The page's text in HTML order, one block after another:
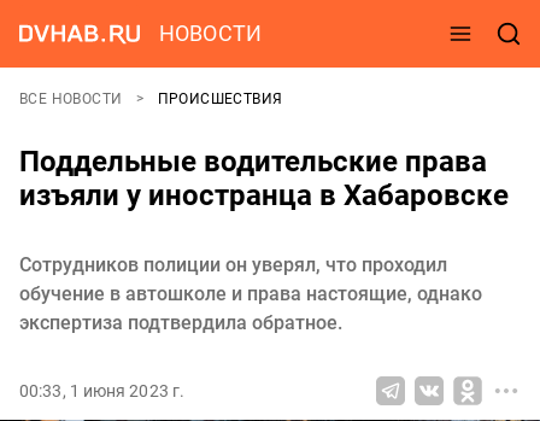
НОВОСТИ
ВСЕ НОВОСТИ ПРОИСШЕСТВИЯ
Поддельные водительские права
изъяли у иностранца в Хабаровске
Сотрудников полиции он уверял, что проходил
обучение в автошколе и права настоящие, однако
экспертиза подтвердила обратное.
00:33, 1 июня 2023 г.